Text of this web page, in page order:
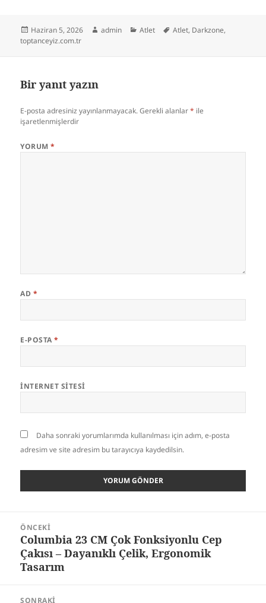
Yayın
tarihi
Haziran 5, 2026 Yazar
admin Kategoriler
Atlet Etiketler
Atlet, Darkzone,
toptanceyiz.com.tr
Bir yanıt yazın
E-posta adresiniz yayınlanmayacak. Gerekli alanlar* ile
işaretlenmişlerdir
YORUM*
AD *
E-POSTA*
İNTERNET SITESI
Daha sonraki yorumlarımda kullanılması için adım, e-posta
adresim ve site adresim bu tarayıcıya kaydedilsin.
gezinmesi
ÖNCEKI
Önceki
yazı:
Columbia 23 CM Çok Fonksiyonlu Cep
Çakısı – Dayanıklı Çelik, Ergonomik
Tasarım
SONRAKI